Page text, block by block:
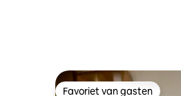
Favoriet van gasten